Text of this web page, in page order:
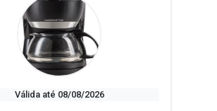
Válida até 08/08/2026